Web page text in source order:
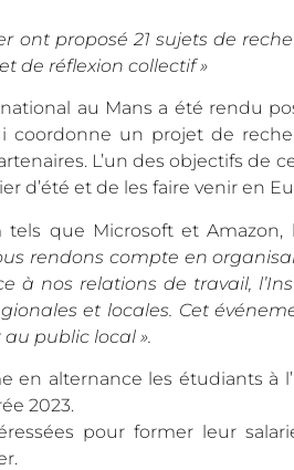
ont proposé 21 sujets de
de réflexion collectif »
au Mans a été rendu
coordonne un projet de
L’un des objectifs de
d’été et de les faire venir en
tels que Microsoft et
rendons compte en
à nos relations de travail,
et locales. Cet
public local ».
en alternance les étudiants à
2023.
pour former leur